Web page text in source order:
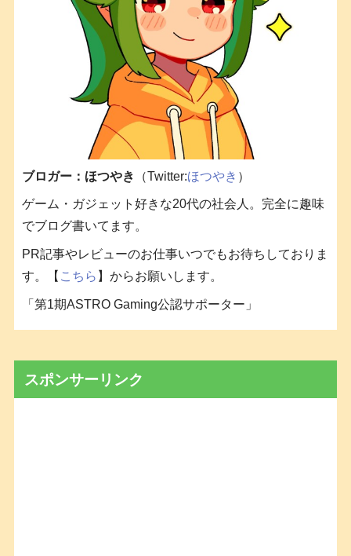
ブロガー：ほつやき （Twitter:ほつやき ）
ゲーム・ガジェット好きな20代の社会人。完全に趣味
でブログ書いてます。
PR記事やレビューのお仕事いつでもお待ちしておりま
す。【 こちら 】からお願いします。
「第1期ASTRO Gaming公認サポーター」
スポンサーリンク